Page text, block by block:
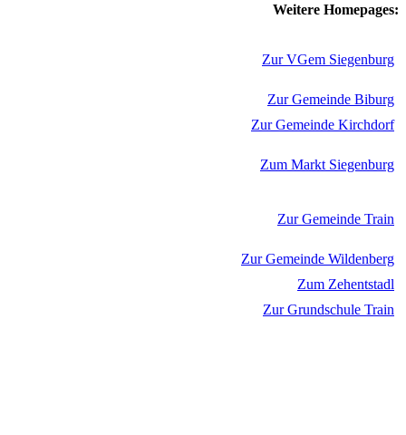
Weitere Homepages:
Zur VGem Siegenburg
Zur Gemeinde Biburg
Zur Gemeinde Kirchdorf
Zum Markt Siegenburg
Zur Gemeinde Train
Zur Gemeinde Wildenberg
Zum Zehentstadl
Zur Grundschule Train